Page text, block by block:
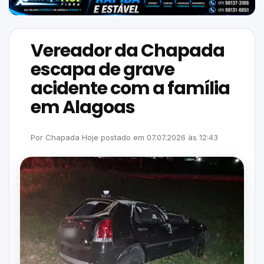
Vereador da Chapada
escapa de grave
acidente com a família
em Alagoas
Por Chapada Hoje postado em 07.07.2026 às 12:43